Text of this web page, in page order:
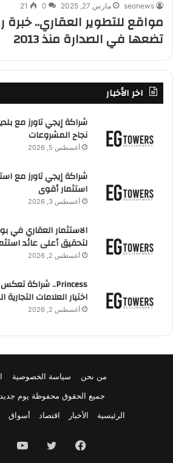
seonews مارس 27, 2025 0
21
مواقع للتطوير العقاري.. خبرة
تضعها في الصدارة منذ 2013
اخر الأخبار
شراكة إيجي تاورز مع
نجاح المشروعات
أغسطس 5, 2026
شراكة إيجي تاورز مع
استثمار أقوى
أغسطس 3, 2026
الاستثمار العقاري في
لتحقيق أعلى عائد
أغسطس 2, 2026
اختيار العلامات التجارية
أغسطس 2, 2026
من نحن سياسة الخصوصية
جميع الحقوق محفوظة يوم جديد @
الرئيسية
الأخبار اقتصاد أسواق
فيسبوك تويتر